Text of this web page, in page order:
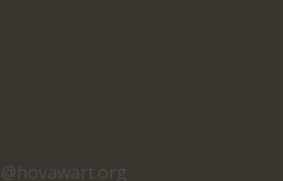
gro.t
rawav